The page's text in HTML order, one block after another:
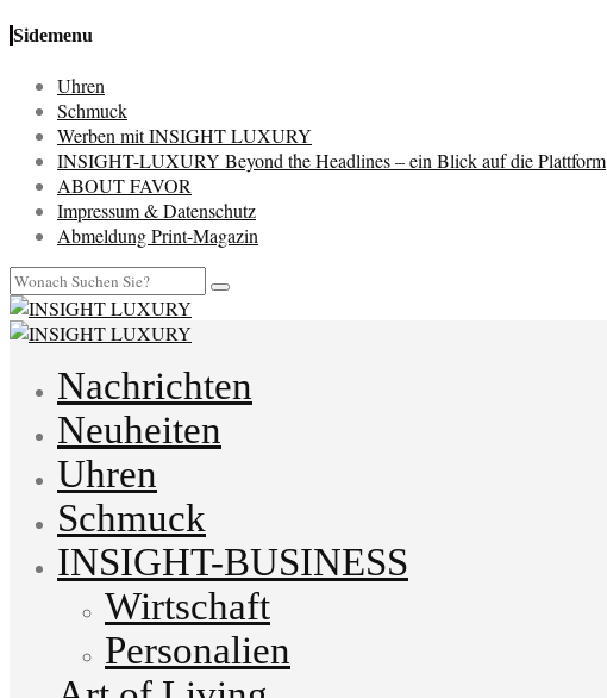
Sidemenu
Uhren
Schmuck
Werben mit INSIGHT LUXURY
INSIGHT-LUXURY Beyond the Headlines – ein Blick auf die Plattform
ABOUT FAVOR
Impressum & Datenschutz
Abmeldung Print-Magazin
Nachrichten
Neuheiten
Uhren
Schmuck
INSIGHT-BUSINESS
Wirtschaft
Personalien